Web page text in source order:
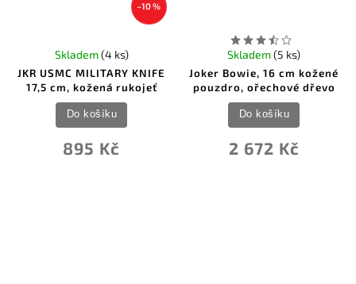
–10 %
JKR USMC MILITARY KNIFE
17,5 cm, kožená rukojeť
Skladem(4 ks)
895 Kč
Do košíku
Joker Bowie, 16 cm kožené
pouzdro, ořechové dřevo
Skladem(5 ks)
2 672 Kč
Do košíku